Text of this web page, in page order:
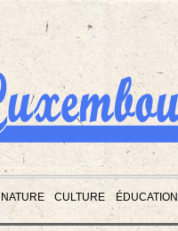
NATURE CULTURE ÉDUCATION
PX1
ISEQ